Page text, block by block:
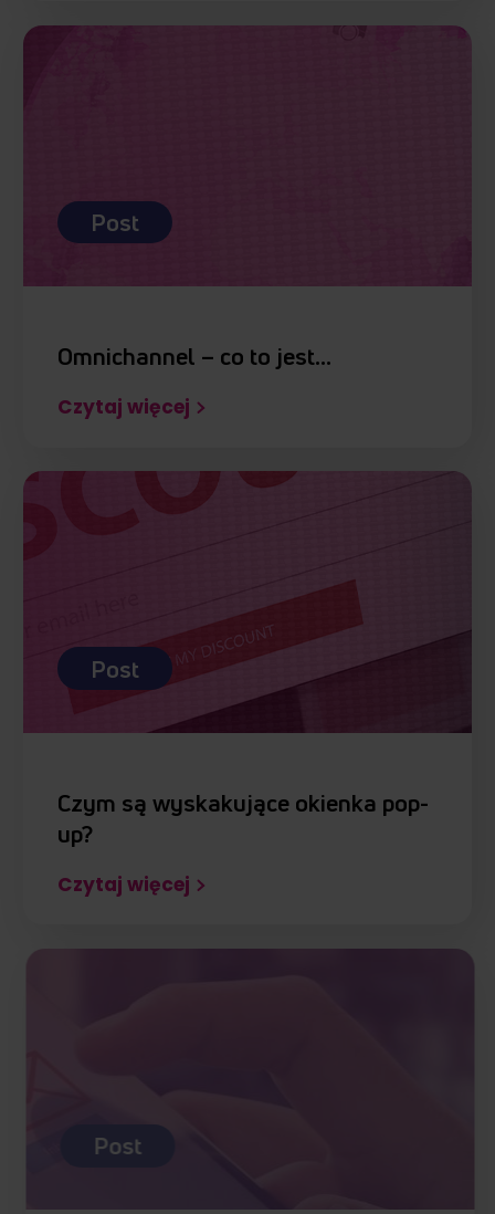
Post
Omnichannel – co to jest…
Czytaj więcej
Post
Czym są wyskakujące okienka pop-
up?
Czytaj więcej
Post